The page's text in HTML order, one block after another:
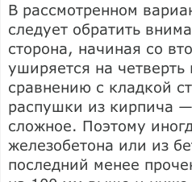
В рассмотренном
следует обратить
сторона, начиная со
уширяется на четверть
сравнению с кладкой
распушки из кирпича —
сложное. Поэтому
железобетона или из
последний менее